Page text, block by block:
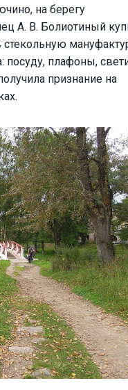
на берегу
А. В. Болиотиный
посуду, плафоны,
признание на